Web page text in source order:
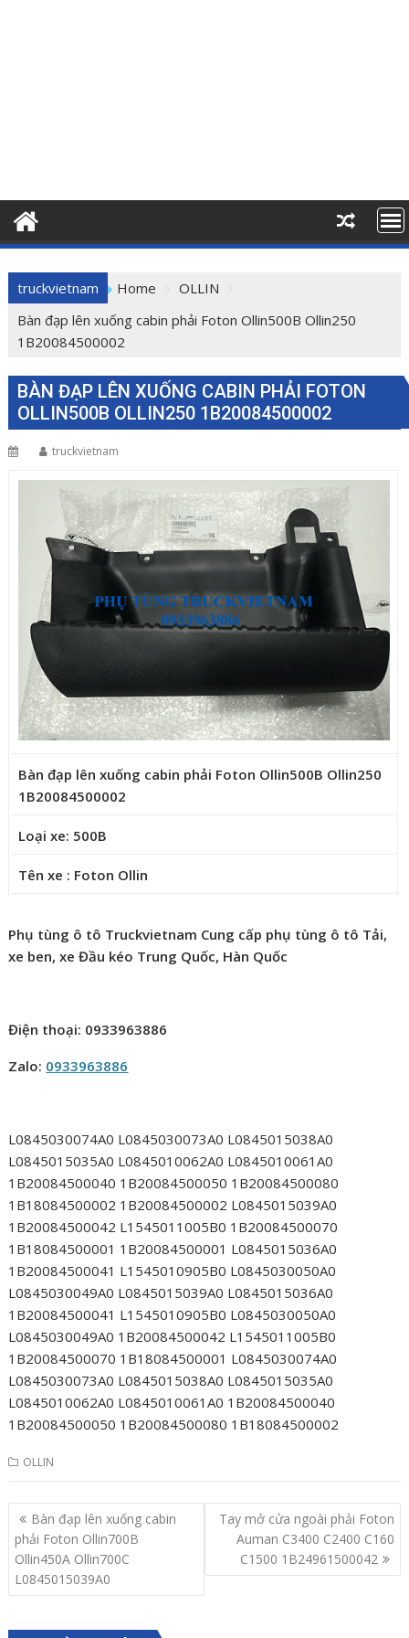
truckvietnam Home
OLLIN
Bàn đạp lên xuống cabin phải Foton Ollin500B Ollin250
1B20084500002
BÀN ĐẠP LÊN XUỐNG CABIN PHẢI FOTON
OLLIN500B OLLIN250 1B20084500002
truckvietnam
Bàn đạp lên xuống cabin phải Foton Ollin500B Ollin250
1B20084500002
Loại xe: 500B
Tên xe : Foton Ollin
Phụ tùng ô tô Truckvietnam Cung cấp phụ tùng ô tô Tải,
xe ben, xe Đầu kéo Trung Quốc, Hàn Quốc
Điện thoại: 0933963886
Zalo: 0933963886
L0845030074A0 L0845030073A0 L0845015038A0
L0845015035A0 L0845010062A0 L0845010061A0
1B20084500040 1B20084500050 1B20084500080
1B18084500002 1B20084500002 L0845015039A0
1B20084500042 L1545011005B0 1B20084500070
1B18084500001 1B20084500001 L0845015036A0
1B20084500041 L1545010905B0 L0845030050A0
L0845030049A0 L0845015039A0 L0845015036A0
1B20084500041 L1545010905B0 L0845030050A0
L0845030049A0 1B20084500042 L1545011005B0
1B20084500070 1B18084500001 L0845030074A0
L0845030073A0 L0845015038A0 L0845015035A0
L0845010062A0 L0845010061A0 1B20084500040
1B20084500050 1B20084500080 1B18084500002
OLLIN
Post
navigation
Bàn đạp lên xuống cabin
phải Foton Ollin700B
Ollin450A Ollin700C
L0845015039A0
Tay mở cửa ngoài phải Foton
Auman C3400 C2400 C160
C1500 1B24961500042